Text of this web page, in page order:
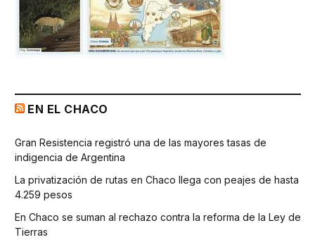
EN EL CHACO
Gran Resistencia registró una de las mayores tasas de
indigencia de Argentina
La privatización de rutas en Chaco llega con peajes de hasta
4.259 pesos
En Chaco se suman al rechazo contra la reforma de la Ley de
Tierras